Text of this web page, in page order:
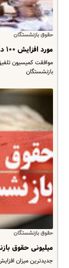
حقوق بازنشستگان
مورد افزایش ۱۰۰ درصدی حقوق بازنشستگان
بازنشستگان
حقوق بازنشستگان
میلیونی حقوق
جدیدترین میزان